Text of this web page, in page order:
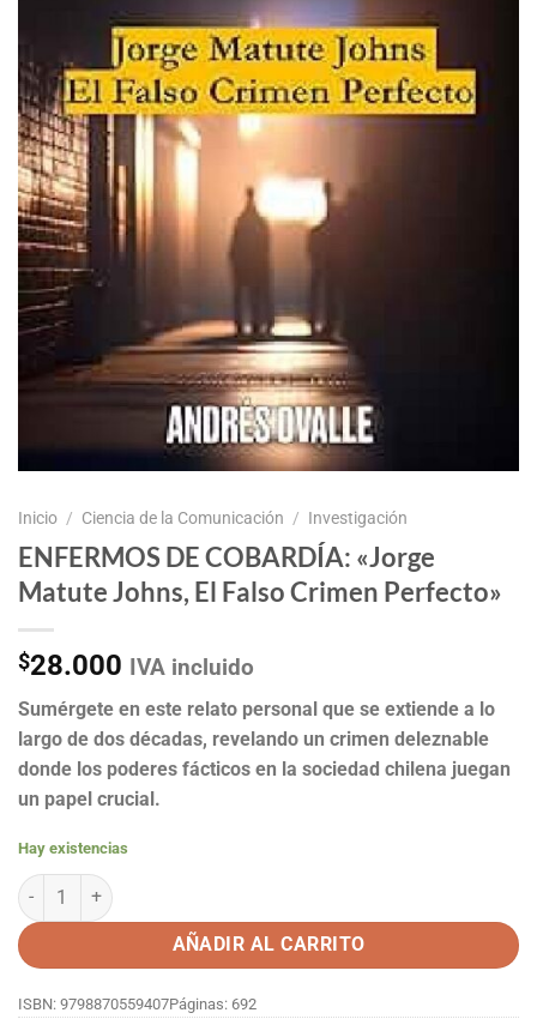
Inicio / Ciencia de la Comunicación / Investigación
ENFERMOS DE COBARDÍA: «Jorge
Matute Johns, El Falso Crimen Perfecto»
$28.000 IVA incluido
Sumérgete en este relato personal que se extiende a lo
largo de dos décadas, revelando un crimen deleznable
donde los poderes fácticos en la sociedad chilena juegan
un papel crucial.
Hay existencias
ENFERMOS DE COBARDÍA: "Jorge Matute Johns, El Falso Crimen
AÑADIR AL CARRITO
ISBN: 9798870559407Páginas: 692